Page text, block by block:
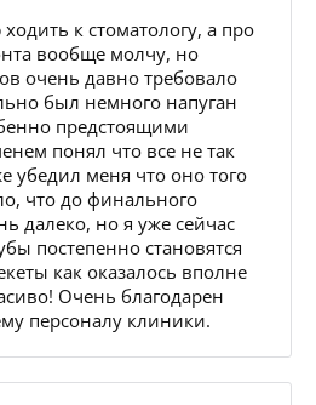
к стоматологу, а про
вообще молчу, но
очень давно требовало
был немного напуган
предстоящими
понял что все не так
убедил меня что оно того
что до финального
далеко, но я уже сейчас
постепенно становятся
как оказалось вполне
Очень благодарен
персоналу клиники.